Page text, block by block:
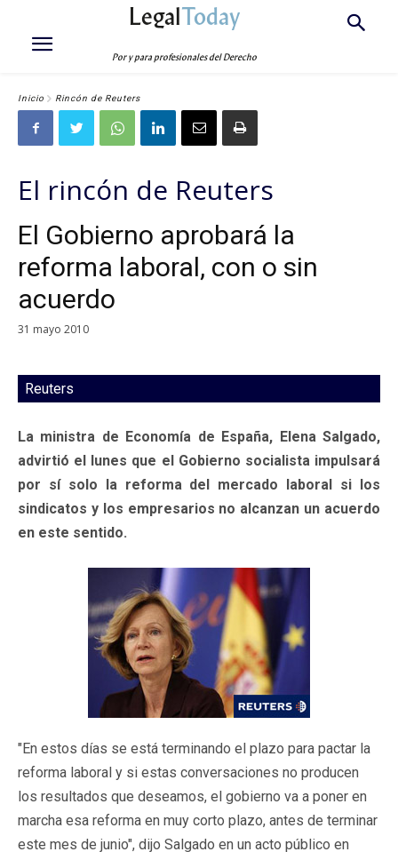
LegalToday
Por y para profesionales del Derecho
Inicio Rincón de Reuters
El rincón de Reuters
El Gobierno aprobará la
reforma laboral, con o sin
acuerdo
31 mayo 2010
Reuters
La ministra de Economía de España, Elena Salgado,
advirtió el lunes que el Gobierno socialista impulsará
por sí solo la reforma del mercado laboral si los
sindicatos y los empresarios no alcanzan un acuerdo
en este sentido.
"En estos días se está terminando el plazo para pactar la
reforma laboral y si estas conversaciones no producen
los resultados que deseamos, el gobierno va a poner en
marcha esa reforma en muy corto plazo, antes de terminar
este mes de junio", dijo Salgado en un acto público en